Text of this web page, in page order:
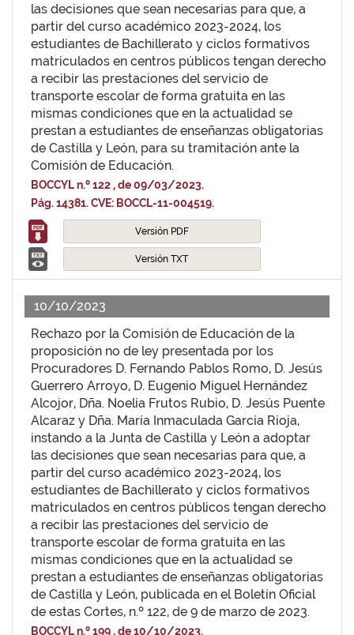
las decisiones que sean necesarias para que, a
partir del curso académico 2023-2024, los
estudiantes de Bachillerato y ciclos formativos
matriculados en centros públicos tengan derecho
a recibir las prestaciones del servicio de
transporte escolar de forma gratuita en las
mismas condiciones que en la actualidad se
prestan a estudiantes de enseñanzas obligatorias
de Castilla y León, para su tramitación ante la
Comisión de Educación.
BOCCYL n.º 122 , de 09/03/2023.
Pág. 14381. CVE: BOCCL-11-004519.
Versión PDF
Versión TXT
10/10/2023
Rechazo por la Comisión de Educación de la
proposición no de ley presentada por los
Procuradores D. Fernando Pablos Romo, D. Jesús
Guerrero Arroyo, D. Eugenio Miguel Hernández
Alcojor, Dña. Noelia Frutos Rubio, D. Jesús Puente
Alcaraz y Dña. María Inmaculada García Rioja,
instando a la Junta de Castilla y León a adoptar
las decisiones que sean necesarias para que, a
partir del curso académico 2023-2024, los
estudiantes de Bachillerato y ciclos formativos
matriculados en centros públicos tengan derecho
a recibir las prestaciones del servicio de
transporte escolar de forma gratuita en las
mismas condiciones que en la actualidad se
prestan a estudiantes de enseñanzas obligatorias
de Castilla y León, publicada en el Boletín Oficial
de estas Cortes, n.º 122, de 9 de marzo de 2023.
BOCCYL n.º 199 , de 10/10/2023.